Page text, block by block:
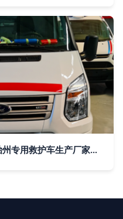
福特V348急救车 临夏回族自治州专用救护车生产厂家的选择与优势